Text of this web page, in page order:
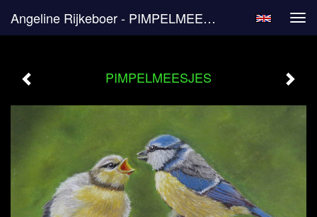
Angeline Rijkeboer - PIMPELMEESJES
PIMPELMEESJES